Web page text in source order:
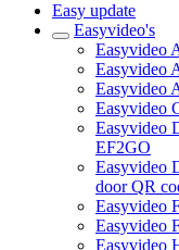
Easy update
Easyvideo's
Easyvideo
Easyvideo
Easyvideo
Easyvideo
Easyvideo
EF2GO
Easyvideo
door QR
Easyvideo
Easyvideo
Easyvideo